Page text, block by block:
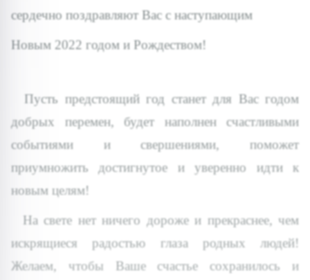
сердечно поздравляют Вас с наступающим
Новым 2022 годом и Рождеством!
Пусть предстоящий год станет для Вас годом
добрых перемен, будет наполнен счастливыми
событиями и свершениями, поможет
приумножить достигнутое и уверенно идти к
новым целям!
На свете нет ничего дороже и прекраснее, чем
искрящиеся радостью глаза родных людей!
Желаем, чтобы Ваше счастье сохранилось и